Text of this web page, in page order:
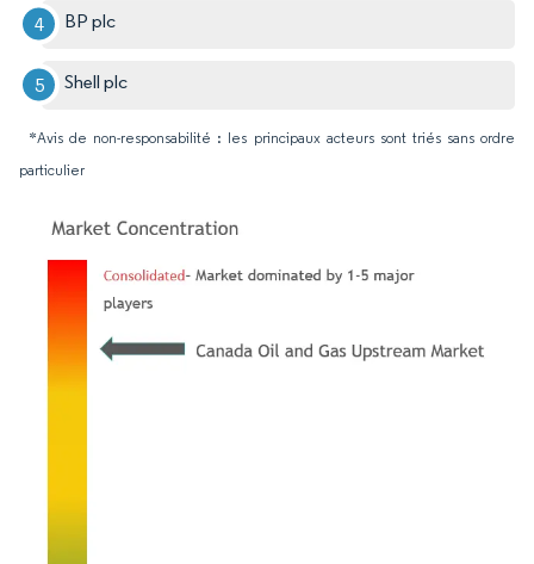
BP plc
Shell plc
*Avis de non-responsabilité : les principaux acteurs sont triés sans ordre
particulier